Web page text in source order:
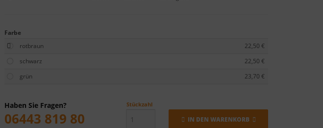
Farbe
rotbraun
22,50 €
schwarz
22,50 €
grün
23,70 €
Stückzahl
IN DEN WARENKORB
Haben Sie Fragen?
06443 819 80